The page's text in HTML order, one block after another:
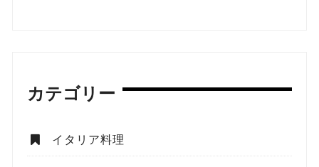
カテゴリー
イタリア料理